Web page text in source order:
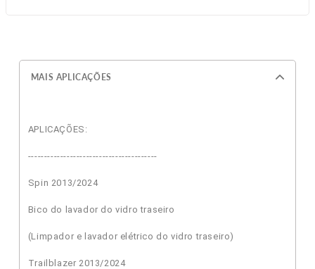
MAIS APLICAÇÕES
APLICAÇÕES:
----------------------------------------
Spin 2013/2024
Bico do lavador do vidro traseiro
(Limpador e lavador elétrico do vidro traseiro)
Trailblazer 2013/2024